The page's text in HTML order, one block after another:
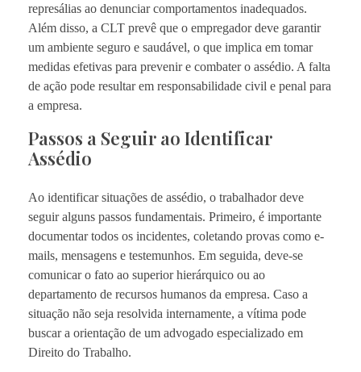
represálias ao denunciar comportamentos inadequados.
Além disso, a CLT prevê que o empregador deve garantir
um ambiente seguro e saudável, o que implica em tomar
medidas efetivas para prevenir e combater o assédio. A falta
de ação pode resultar em responsabilidade civil e penal para
a empresa.
Passos a Seguir ao Identificar
Assédio
Ao identificar situações de assédio, o trabalhador deve
seguir alguns passos fundamentais. Primeiro, é importante
documentar todos os incidentes, coletando provas como e-
mails, mensagens e testemunhos. Em seguida, deve-se
comunicar o fato ao superior hierárquico ou ao
departamento de recursos humanos da empresa. Caso a
situação não seja resolvida internamente, a vítima pode
buscar a orientação de um advogado especializado em
Direito do Trabalho.